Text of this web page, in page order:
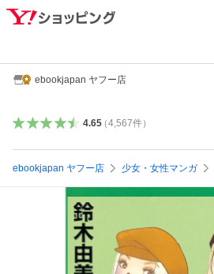
ebookjapan ヤフー店
4.65（4,567件）
ebookjapan ヤフー店 少女・女性マンガ